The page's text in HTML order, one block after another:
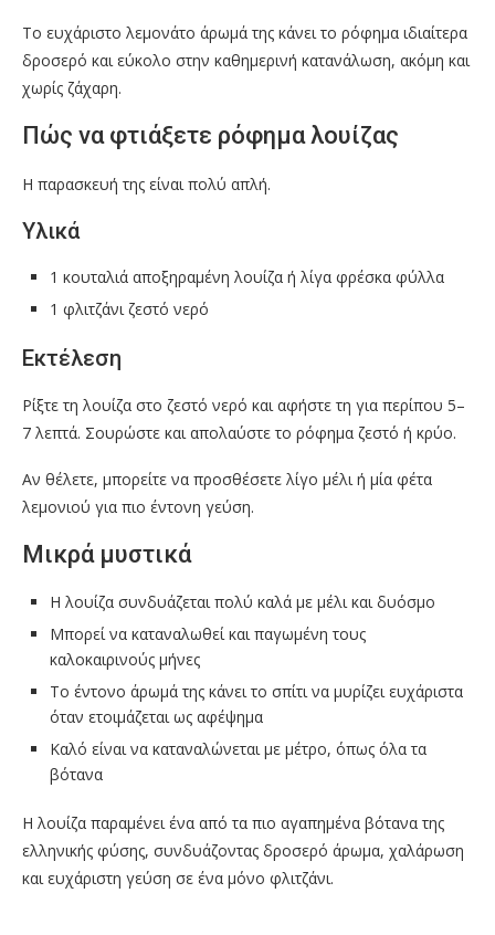
Το ευχάριστο λεμονάτο άρωμά της κάνει το ρόφημα ιδιαίτερα
δροσερό και εύκολο στην καθημερινή κατανάλωση, ακόμη και
χωρίς ζάχαρη.
Πώς να φτιάξετε ρόφημα λουίζας
Η παρασκευή της είναι πολύ απλή.
Υλικά
1 κουταλιά αποξηραμένη λουίζα ή λίγα φρέσκα φύλλα
1 φλιτζάνι ζεστό νερό
Εκτέλεση
Ρίξτε τη λουίζα στο ζεστό νερό και αφήστε τη για περίπου 5–
7 λεπτά. Σουρώστε και απολαύστε το ρόφημα ζεστό ή κρύο.
Αν θέλετε, μπορείτε να προσθέσετε λίγο μέλι ή μία φέτα
λεμονιού για πιο έντονη γεύση.
Μικρά μυστικά
Η λουίζα συνδυάζεται πολύ καλά με μέλι και δυόσμο
Μπορεί να καταναλωθεί και παγωμένη τους
καλοκαιρινούς μήνες
Το έντονο άρωμά της κάνει το σπίτι να μυρίζει ευχάριστα
όταν ετοιμάζεται ως αφέψημα
Καλό είναι να καταναλώνεται με μέτρο, όπως όλα τα
βότανα
Η λουίζα παραμένει ένα από τα πιο αγαπημένα βότανα της
ελληνικής φύσης, συνδυάζοντας δροσερό άρωμα, χαλάρωση
και ευχάριστη γεύση σε ένα μόνο φλιτζάνι.